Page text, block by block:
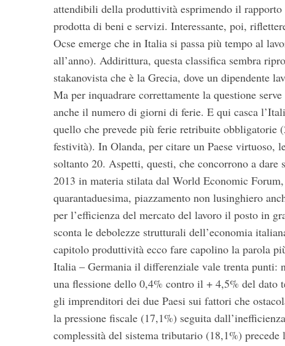
attendibili della produttività esprimendo il
prodotta di beni e servizi. Interessante, poi,
Ocse emerge che in Italia si passa più tempo al
all’anno). Addirittura, questa classifica sembra
stakanovista che è la Grecia, dove un dipendente
Ma per inquadrare correttamente la questione
anche il numero di giorni di ferie. E qui casca
quello che prevede più ferie retribuite obbligatorie
festività). In Olanda, per citare un Paese virtuoso,
soltanto 20. Aspetti, questi, che concorrono a
2013 in materia stilata dal World Economic
quarantaduesima, piazzamento non lusinghiero
per l’efficienza del mercato del lavoro il posto in
sconta le debolezze strutturali dell’economia
capitolo produttività ecco fare capolino la parola
Italia – Germania il differenziale vale trenta punti:
una flessione dello 0,4% contro il + 4,5% del dato
gli imprenditori dei due Paesi sui fattori che
la pressione fiscale (17,1%) seguita
complessità del sistema tributario (18,1%)